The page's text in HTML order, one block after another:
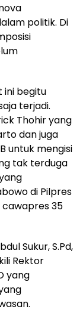
politik. Di
ini begitu
terjadi.
Thohir yang
dan juga
untuk mengisi
tak terduga
di Pilpres
35
Sukur, S.Pd,
Rektor
yang